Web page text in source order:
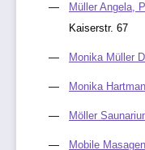
Müller Angela,
Kaiserstr. 67
Monika Müller
Monika
Möller
Mobile